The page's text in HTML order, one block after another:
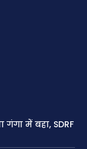
में बहा, SDRF